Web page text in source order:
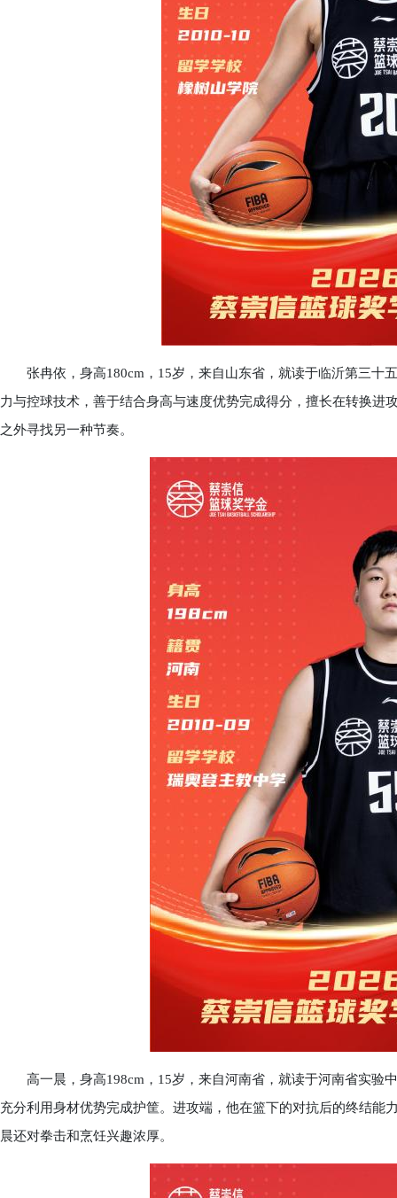
张冉依，身高180cm，15岁，来自山东省，就读于临沂第三十
力与控球技术，善于结合身高与速度优势完成得分，擅长在转换进
之外寻找另一种节奏。
高一晨，身高198cm，15岁，来自河南省，就读于河南省实验
充分利用身材优势完成护筐。进攻端，他在篮下的对抗后的终结能
晨还对拳击和烹饪兴趣浓厚。